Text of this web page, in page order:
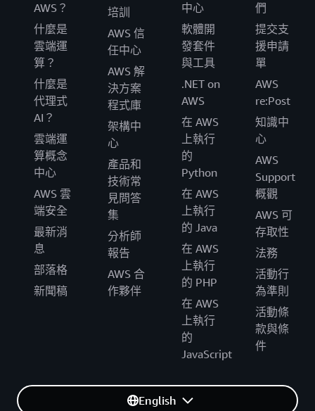
AWS？
什麼是
雲端運
算？
什麼是
代理式
AI？
雲端運
算概念
中心
AWS 雲
端安全
最新消
息
部落格
新聞稿
培訓
AWS 信
任中心
AWS 解
決方案
程式庫
架構中
心
產品和
技術常
見問答
集
分析師
報告
AWS 合
作夥伴
中心
軟體開
發套件
與工具
.NET on
AWS
在 AWS
上執行
的
Python
在 AWS
上執行
的 Java
在 AWS
上執行
的 PHP
在 AWS
上執行
的
JavaScript
們
提交支
援申請
單
AWS
re:Post
知識中
心
AWS
Support
概觀
AWS 可
存取性
法務
活動行
為準則
活動條
款與條
件
English